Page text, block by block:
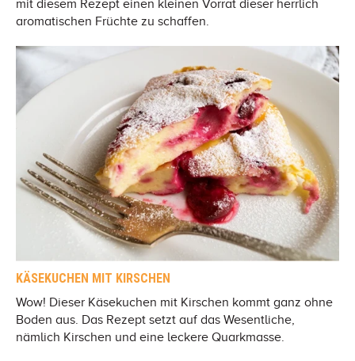
mit diesem Rezept einen kleinen Vorrat dieser herrlich
aromatischen Früchte zu schaffen.
KÄSEKUCHEN MIT KIRSCHEN
Wow! Dieser Käsekuchen mit Kirschen kommt ganz ohne
Boden aus. Das Rezept setzt auf das Wesentliche,
nämlich Kirschen und eine leckere Quarkmasse.